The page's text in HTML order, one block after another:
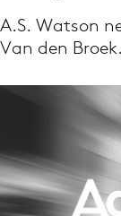
Volg het
Menu
A.S. Watson
Van den Broek.